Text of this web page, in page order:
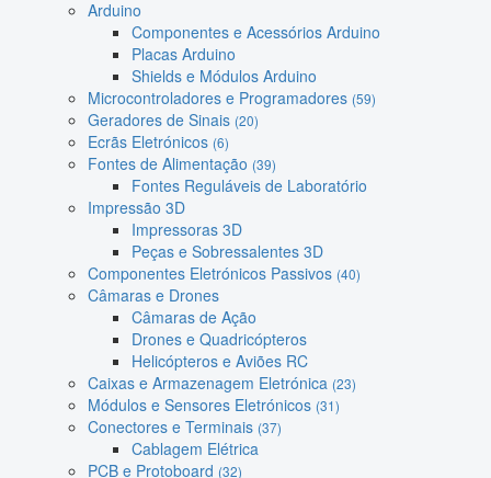
Arduino
Componentes e Acessórios Arduino
Placas Arduino
Shields e Módulos Arduino
Microcontroladores e Programadores (59)
Geradores de Sinais (20)
Ecrãs Eletrónicos (6)
Fontes de Alimentação (39)
Fontes Reguláveis de Laboratório
Impressão 3D
Impressoras 3D
Peças e Sobressalentes 3D
Componentes Eletrónicos Passivos (40)
Câmaras e Drones
Câmaras de Ação
Drones e Quadricópteros
Helicópteros e Aviões RC
Caixas e Armazenagem Eletrónica (23)
Módulos e Sensores Eletrónicos (31)
Conectores e Terminais (37)
Cablagem Elétrica
PCB e Protoboard (32)